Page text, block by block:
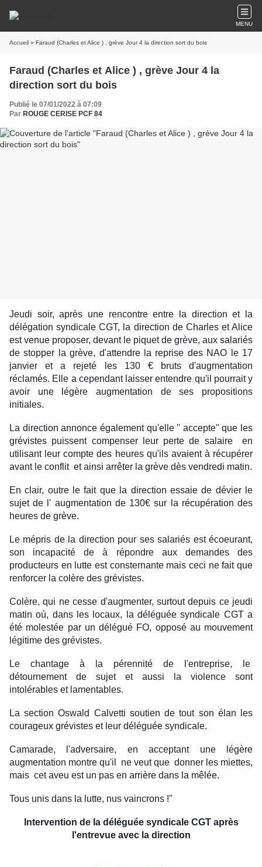
MENU
Accueil » Faraud (Charles et Alice ) , grève Jour 4 la direction sort du bois
Faraud (Charles et Alice ) , grève Jour 4 la
direction sort du bois
Publié le 07/01/2022 à 07:09
Par ROUGE CERISE PCF 84
Jeudi soir, après une rencontre entre la direction et la
délégation syndicale CGT, la direction de Charles et Alice
est venue proposer, devant le piquet de grève, aux salariés
de stopper la grève, d'attendre la reprise des NAO le 17
janvier et a rejeté les 130 € bruts d'augmentation
réclamés. Elle a cependant laisser entendre qu'il pourrait y
avoir une légère augmentation de ses propositions
initiales.
La direction annonce également qu'elle '' accepte'' que les
grévistes puissent compenser leur perte de salaire en
utilisant leur compte des heures qu'ils avaient à récupérer
avant le conflit et ainsi arrêter la grève dès vendredi matin.
En clair, outre le fait que la direction essaie de dévier le
sujet de l' augmentation de 130€ sur la récupération des
heures de grève.
Le mépris de la direction pour ses salariés est écoeurant,
son incapacité de à répondre aux demandes des
producteurs en lutte est consternante mais ceci ne fait que
renforcer la colère des grévistes.
Colère, qui ne cesse d'augmenter, surtout depuis ce jeudi
matin où, dans les locaux, la déléguée syndicale CGT a
été molestée par un délégué FO, opposé au mouvement
légitime des grévistes.
Le chantage à la pérennité de l'entreprise, le
détournement de sujet et aussi la violence sont
intolérables et lamentables.
La section Oswald Calvetti soutien de tout son élan les
courageux grévistes et leur déléguée syndicale.
Camarade, l'adversaire, en acceptant une légère
augmentation montre qu'il ne veut que donner les miettes,
mais cet aveu est un pas en arrière dans la mêlée.
Tous unis dans la lutte, nus vaincrons !"
Intervention de la déléguée syndicale CGT après
l'entrevue avec la direction